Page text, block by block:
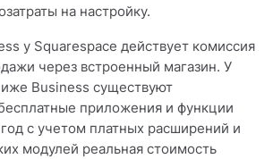
на настройку.
у Squarespace действует комиссия
через встроенный магазин. У
Business существуют
приложения и функции
с учетом платных расширений и
модулей реальная стоимость